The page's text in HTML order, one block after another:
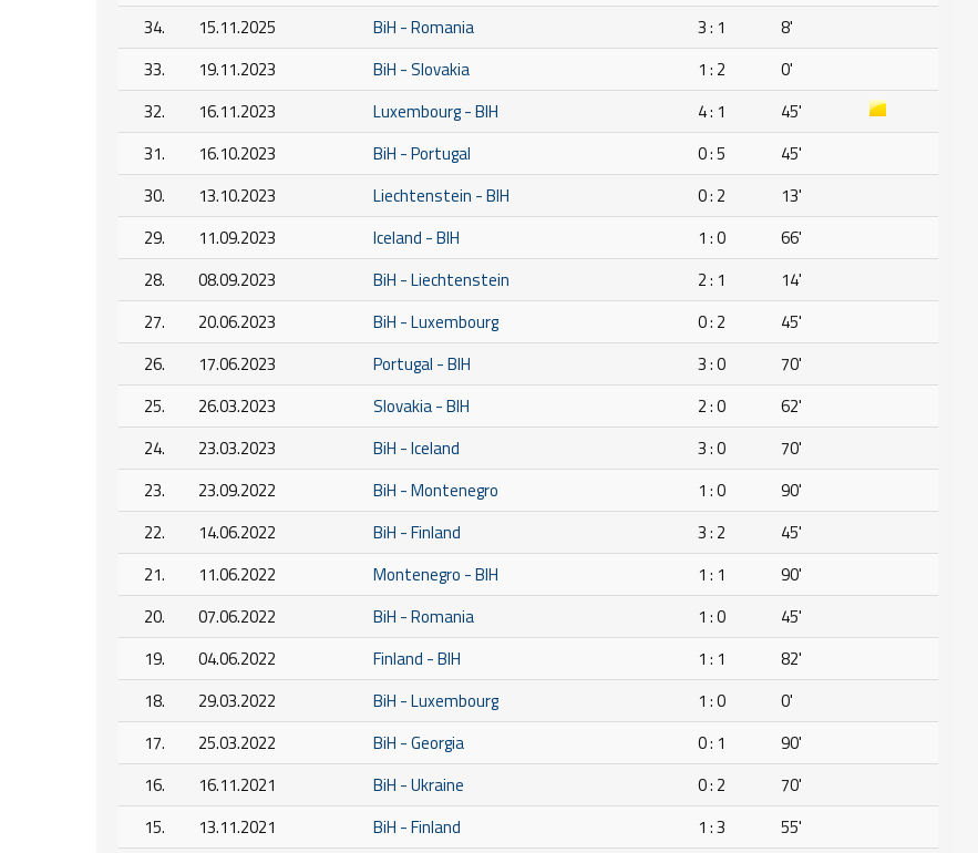
34.
15.11.2025 BiH - Romania 3 : 1
8'
33.
19.11.2023 BiH - Slovakia 1 : 2
0'
32.
16.11.2023 Luxembourg - BIH 4 : 1
45'
31.
16.10.2023 BiH - Portugal 0 : 5
45'
30.
13.10.2023 Liechtenstein - BIH 0 : 2
13'
29.
11.09.2023 Iceland - BIH 1 : 0
66'
28.
08.09.2023 BiH - Liechtenstein 2 : 1
14'
27.
20.06.2023 BiH - Luxembourg 0 : 2
45'
26.
17.06.2023 Portugal - BIH 3 : 0
70'
25.
26.03.2023 Slovakia - BIH 2 : 0
62'
24.
23.03.2023 BiH - Iceland 3 : 0
70'
23.
23.09.2022 BiH - Montenegro 1 : 0
90'
22.
14.06.2022 BiH - Finland 3 : 2
45'
21.
11.06.2022 Montenegro - BIH 1 : 1
90'
20.
07.06.2022 BiH - Romania 1 : 0
45'
19.
04.06.2022 Finland - BIH 1 : 1
82'
18.
29.03.2022 BiH - Luxembourg 1 : 0
0'
17.
25.03.2022 BiH - Georgia 0 : 1
90'
16.
16.11.2021 BiH - Ukraine 0 : 2
70'
15.
13.11.2021 BiH - Finland 1 : 3
55'